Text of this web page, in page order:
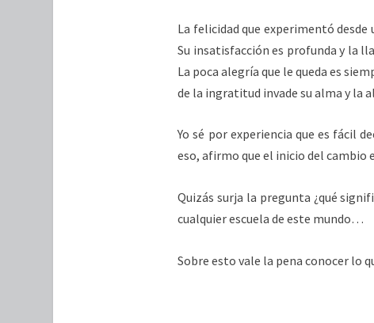
La felicidad que experimentó
Su insatisfacción es profunda y la
La poca alegría que le queda es
de la ingratitud invade su alma y la
Yo sé por experiencia que es fácil
eso, afirmo que el inicio del cambio
Quizás surja la pregunta ¿qué
cualquier escuela de este mundo…
Sobre esto vale la pena conocer lo